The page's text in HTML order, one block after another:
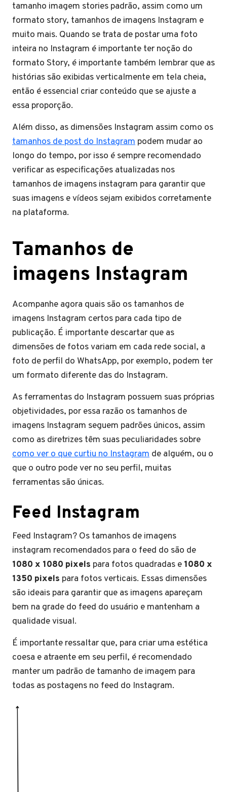
tamanho imagem stories padrão, assim como um
formato story, tamanhos de imagens Instagram e
muito mais. Quando se trata de postar uma foto
inteira no Instagram é importante ter noção do
formato Story, é importante também lembrar que as
histórias são exibidas verticalmente em tela cheia,
então é essencial criar conteúdo que se ajuste a
essa proporção.
Além disso, as dimensões Instagram assim como os
tamanhos de post do Instagram podem mudar ao
longo do tempo, por isso é sempre recomendado
verificar as especificações atualizadas nos
tamanhos de imagens instagram para garantir que
suas imagens e vídeos sejam exibidos corretamente
na plataforma.
Tamanhos de
imagens Instagram
Acompanhe agora quais são os tamanhos de
imagens Instagram certos para cada tipo de
publicação. É importante descartar que as
dimensões de fotos variam em cada rede social, a
foto de perfil do WhatsApp, por exemplo, podem ter
um formato diferente das do Instagram.
As ferramentas do Instagram possuem suas próprias
objetividades, por essa razão os tamanhos de
imagens Instagram seguem padrões únicos, assim
como as diretrizes têm suas peculiaridades sobre
como ver o que curtiu no Instagram de alguém, ou o
que o outro pode ver no seu perfil, muitas
ferramentas são únicas.
Feed Instagram
Feed Instagram? Os tamanhos de imagens
instagram recomendados para o feed do são de
1080 x 1080 pixels para fotos quadradas e 1080 x
1350 pixels para fotos verticais. Essas dimensões
são ideais para garantir que as imagens apareçam
bem na grade do feed do usuário e mantenham a
qualidade visual.
É importante ressaltar que, para criar uma estética
coesa e atraente em seu perfil, é recomendado
manter um padrão de tamanho de imagem para
todas as postagens no feed do Instagram.